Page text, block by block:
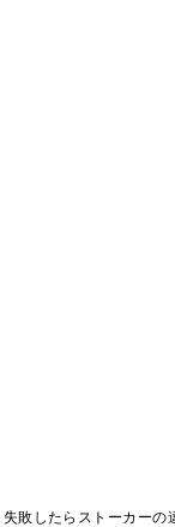
敗したらストーカーの